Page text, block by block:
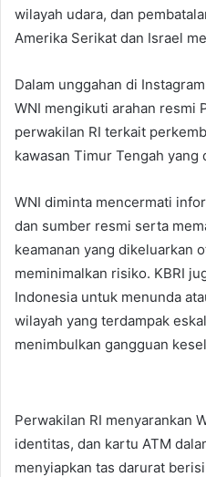
wilayah udara, dan
Amerika Serikat dan Israel
Dalam unggahan di
WNI mengikuti arahan resmi
perwakilan RI terkait
kawasan Timur Tengah yang
WNI diminta mencermati
dan sumber resmi serta
keamanan yang dikeluarkan
meminimalkan risiko. KBRI
Indonesia untuk menunda
wilayah yang terdampak
menimbulkan gangguan
Perwakilan RI menyarankan
identitas, dan kartu ATM
menyiapkan tas darurat